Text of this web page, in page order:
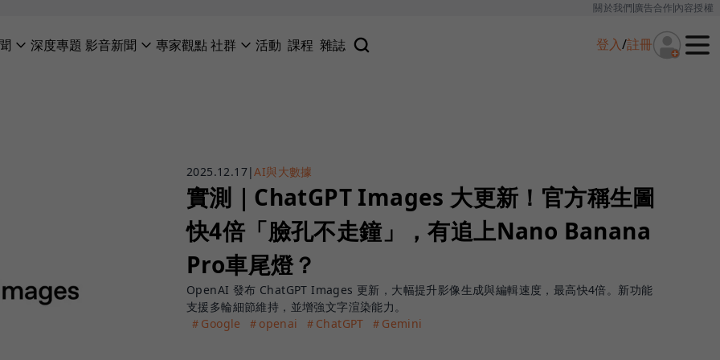
關於我們廣告合作內容授權
深度專題 影音新聞 專家觀點社群 活動 課程 雜誌 登入/註冊
2025.12.17|AI與大數據
實測｜ChatGPT Images 大更新！官方稱生圖
快4倍「臉孔不走鐘」，有追上Nano Banana
Pro車尾燈？
OpenAI 發布 ChatGPT Images 更新，大幅提升影像生成與編輯速度，最高快4倍。新功能
支援多輪細節維持，並增強文字渲染能力。
＃Google
＃openai ＃ChatGPT ＃Gemini